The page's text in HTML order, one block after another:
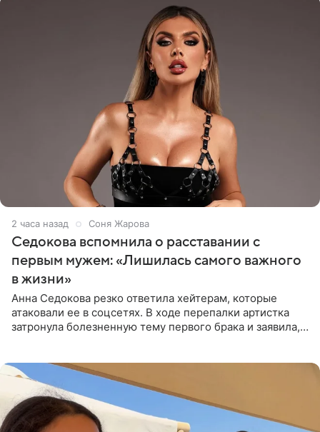
2 часа назад Соня Жарова
Седокова вспомнила о расставании с
первым мужем: «Лишилась самого важного
в жизни»
Анна Седокова резко ответила хейтерам, которые
атаковали ее в соцсетях. В ходе перепалки артистка
затронула болезненную тему первого брака и заявила,